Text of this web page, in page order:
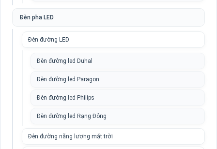
Đèn pha LED
Đèn đường LED
Đèn đường led Duhal
Đèn đường led Paragon
Đèn đường led Philips
Đèn đường led Rạng Đông
Đèn đường năng lượng mặt trời